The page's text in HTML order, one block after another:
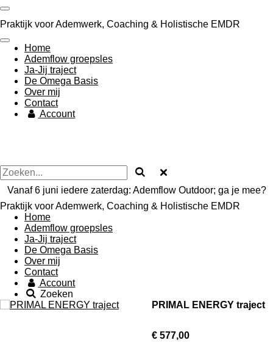
Ga
direct
naar
de
hoofdinhoud
Praktijk voor Ademwerk, Coaching & Holistische EMDR
Home
Ademflow groepsles
Ja-Jij traject
De Omega Basis
Over mij
Contact
Account
Vanaf 6 juni iedere zaterdag: Ademflow Outdoor; ga je mee?
Praktijk voor Ademwerk, Coaching & Holistische EMDR
Home
Ademflow groepsles
Ja-Jij traject
De Omega Basis
Over mij
Contact
Account
Zoeken
PRIMAL ENERGY traject
€ 577,00